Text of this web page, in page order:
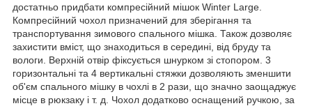
достатньо придбати компресійний мішок Winter Large.
Компресійний чохол призначений для зберігання та
транспортування зимового спального мішка. Також дозволяє
захистити вміст, що знаходиться в середині, від бруду та
вологи. Верхній отвір фіксується шнурком зі стопором. 3
горизонтальні та 4 вертикальні стяжки дозволяють зменшити
об'єм спального мішку в чохлі в 2 рази, що значно заощаджує
місце в рюкзаку і т. д. Чохол додатково оснащений ручкою, за